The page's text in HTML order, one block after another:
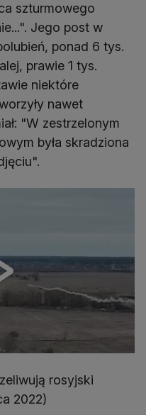
szturmowego
Jego post w
ponad 6 tys.
prawie 1 tys.
niektóre
nawet
"W zestrzelonym
była skradziona
rosyjski
2022)